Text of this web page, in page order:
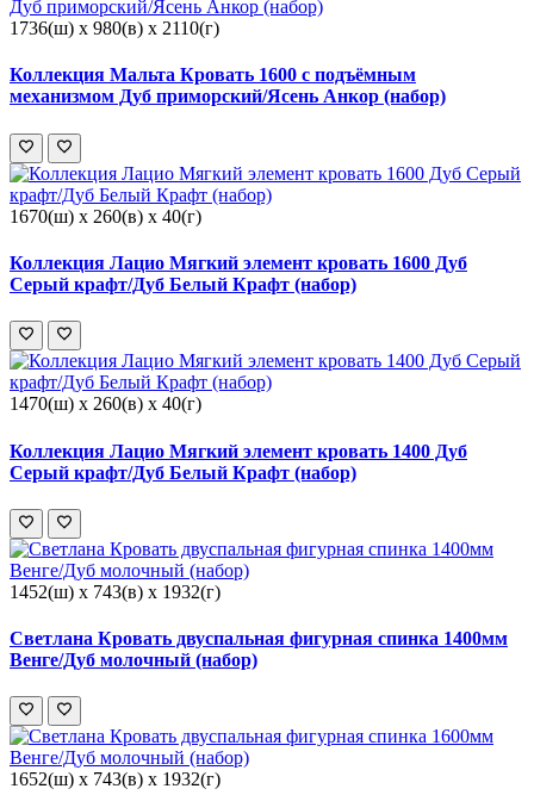
1736(ш) x 980(в) x 2110(г)
Коллекция Мальта Кровать 1600 с подъёмным
механизмом Дуб приморский/Ясень Анкор (набор)
1670(ш) x 260(в) x 40(г)
Коллекция Лацио Мягкий элемент кровать 1600 Дуб
Серый крафт/Дуб Белый Крафт (набор)
1470(ш) x 260(в) x 40(г)
Коллекция Лацио Мягкий элемент кровать 1400 Дуб
Серый крафт/Дуб Белый Крафт (набор)
1452(ш) x 743(в) x 1932(г)
Светлана Кровать двуспальная фигурная спинка 1400мм
Венге/Дуб молочный (набор)
1652(ш) x 743(в) x 1932(г)